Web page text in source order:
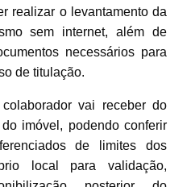
realizar o levantamento da
sem internet, além de
necessários para
de titulação.
vai receber do
imóvel, podendo conferir
de limites dos
local para validação,